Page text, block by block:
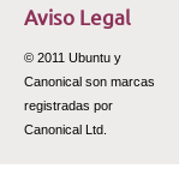
Aviso Legal
© 2011 Ubuntu y
Canonical son marcas
registradas por
Canonical Ltd.